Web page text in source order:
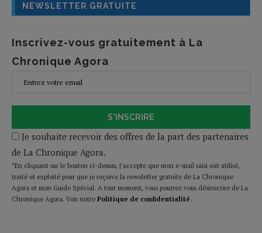
NEWSLETTER GRATUITE
Inscrivez-vous gratuitement à La
Chronique Agora
S'INSCRIRE
Je souhaite recevoir des offres de la part des partenaires
de La Chronique Agora.
*En cliquant sur le bouton ci-dessus, j’accepte que mon e-mail saisi soit utilisé,
traité et exploité pour que je reçoive la newsletter gratuite de La Chronique
Agora et mon Guide Spécial. A tout moment, vous pourrez vous désinscrire de La
Chronique Agora. Voir notre Politique de confidentialité.